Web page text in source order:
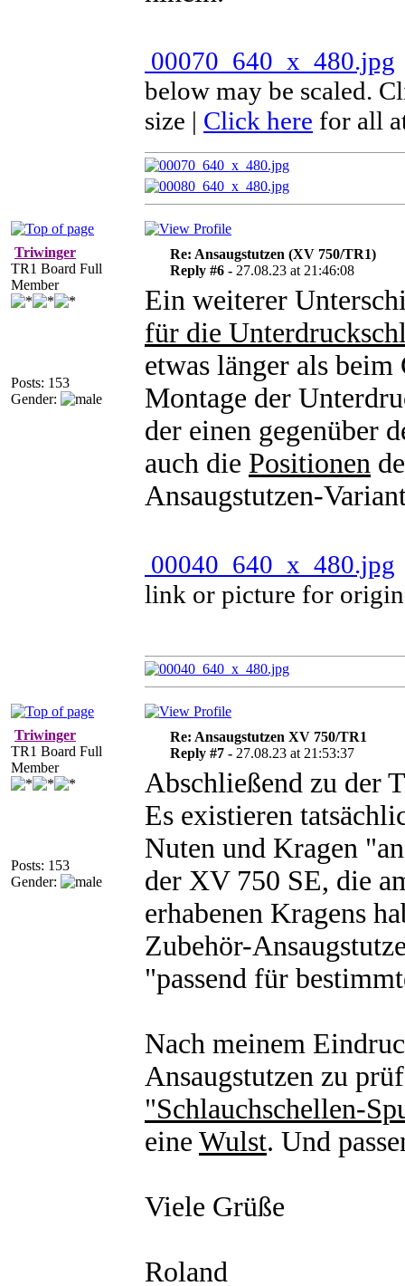
00070_640_x_480.jpg
below may be scaled.
size | Click here for all
Triwinger
TR1 Board Full
Member
Posts: 153
Gender:
Re: Ansaugstutzen (XV 750/TR1)
Reply #6 - 27.08.23 at 21:46:08
Ein weiterer
für die
etwas länger als
Montage der
der einen gegenüber
auch die Positionen
Ansaugstutzen-
00040_640_x_480.jpg
link or picture for
Triwinger
TR1 Board Full
Member
Posts: 153
Gender:
Re: Ansaugstutzen XV 750/TR1
Reply #7 - 27.08.23 at 21:53:37
Abschließend zu der
Es existieren
Nuten und Kragen
der XV 750 SE, die
erhabenen Kragens
Zubehör-
"passend für
Nach meinem
Ansaugstutzen zu
"Schlauchschellen-
eine Wulst. Und
Viele Grüße
Roland